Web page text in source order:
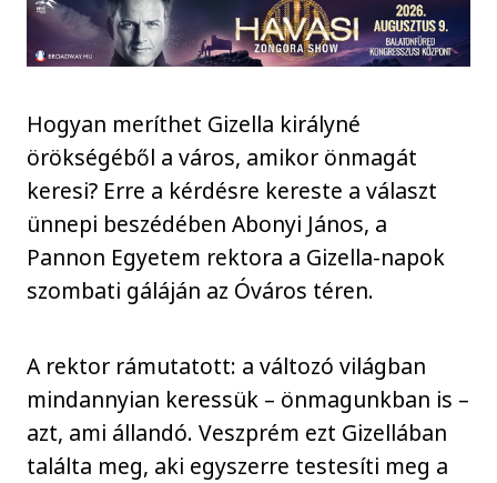
Hogyan meríthet Gizella királyné
örökségéből a város, amikor önmagát
keresi? Erre a kérdésre kereste a választ
ünnepi beszédében Abonyi János, a
Pannon Egyetem rektora a Gizella-napok
szombati gáláján az Óváros téren.
A rektor rámutatott: a változó világban
mindannyian keressük – önmagunkban is –
azt, ami állandó. Veszprém ezt Gizellában
találta meg, aki egyszerre testesíti meg a